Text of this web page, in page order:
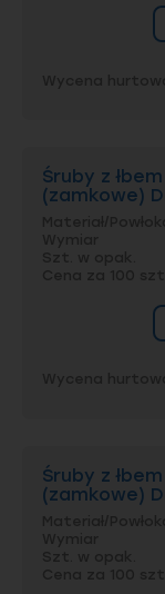
Śruby z
(zamkowe)
Śruby z
(zamkowe)